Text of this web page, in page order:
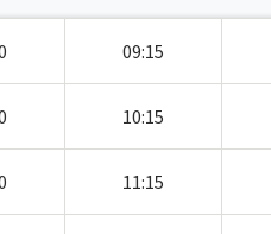
09:15
10:15
11:15